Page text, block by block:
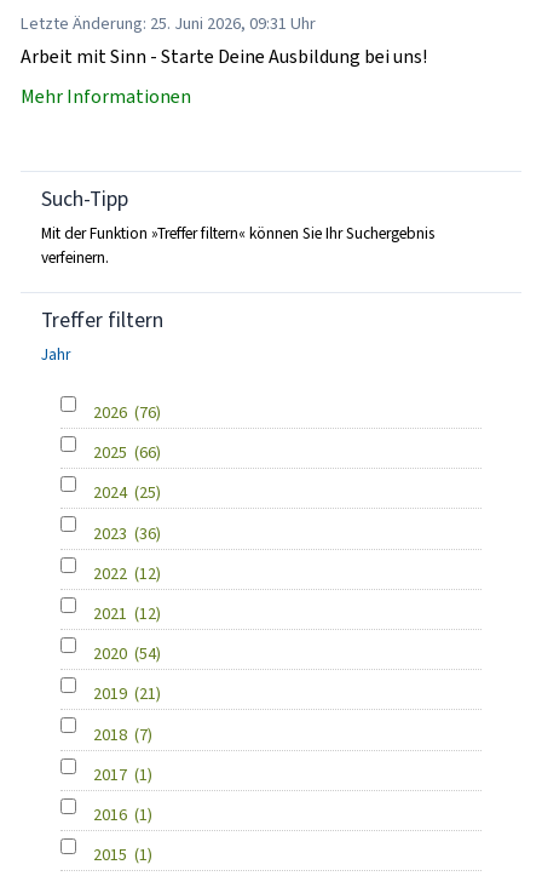
Letzte Änderung: 25. Juni 2026, 09:31 Uhr
Arbeit mit Sinn - Starte Deine Ausbildung bei uns!
Mehr Informationen
Such-Tipp
Mit der Funktion »Treffer filtern« können Sie Ihr Suchergebnis
verfeinern.
Treffer filtern
Jahr
2026 (76)
2025 (66)
2024 (25)
2023 (36)
2022 (12)
2021 (12)
2020 (54)
2019 (21)
2018 (7)
2017 (1)
2016 (1)
2015 (1)